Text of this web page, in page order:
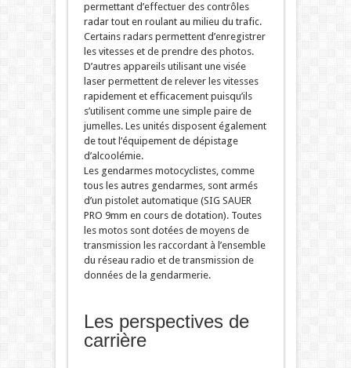
permettant d’effectuer des contrôles
radar tout en roulant au milieu du trafic.
Certains radars permettent d’enregistrer
les vitesses et de prendre des photos.
D’autres appareils utilisant une visée
laser permettent de relever les vitesses
rapidement et efficacement puisqu’ils
s’utilisent comme une simple paire de
jumelles. Les unités disposent également
de tout l’équipement de dépistage
d’alcoolémie.
Les gendarmes motocyclistes, comme
tous les autres gendarmes, sont armés
d’un pistolet automatique (SIG SAUER
PRO 9mm en cours de dotation). Toutes
les motos sont dotées de moyens de
transmission les raccordant à l’ensemble
du réseau radio et de transmission de
données de la gendarmerie.
Les perspectives de
carrière